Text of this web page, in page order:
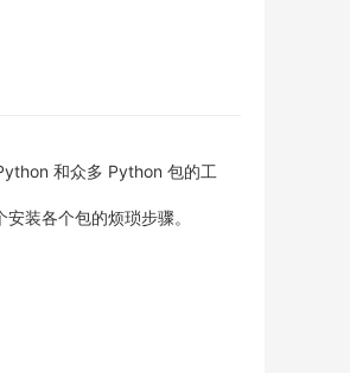
和众多 Python 包的工
装各个包的烦琐步骤。